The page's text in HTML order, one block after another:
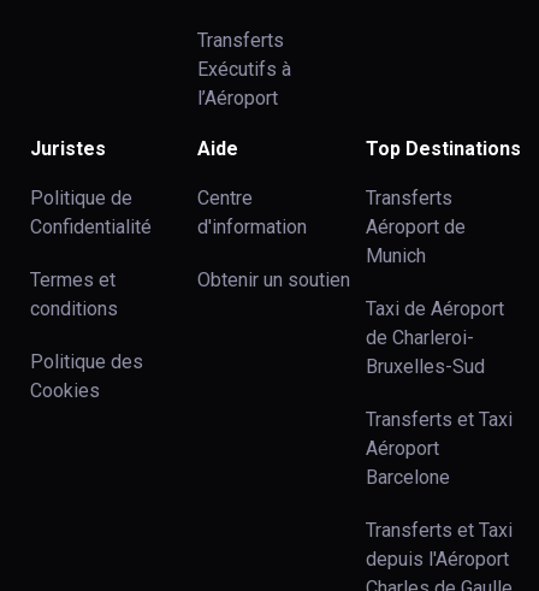
Transferts
Exécutifs à
l’Aéroport
Juristes
Politique de
Confidentialité
Termes et
conditions
Politique des
Cookies
Aide
Centre
d'information
Obtenir un soutien
Top Destinations
Transferts
Aéroport de
Munich
Taxi de Aéroport
de Charleroi-
Bruxelles-Sud
Transferts et Taxi
Aéroport
Barcelone
Transferts et Taxi
depuis l'Aéroport